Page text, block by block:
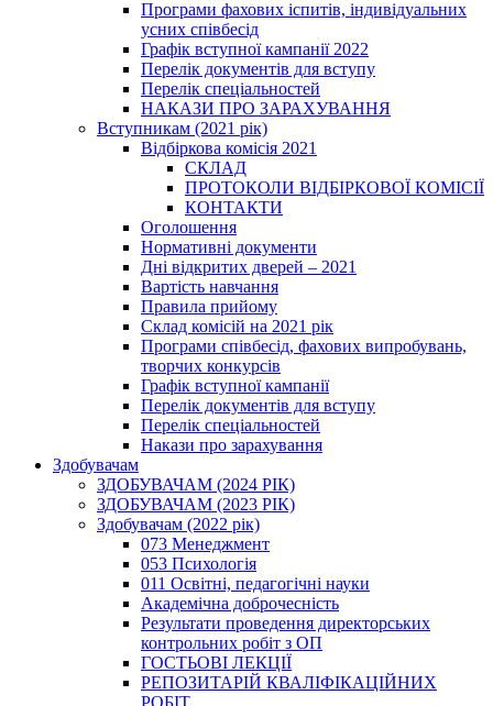
Програми фахових іспитів, індивідуальних
усних співбесід
Графік вступної кампанії 2022
Перелік документів для вступу
Перелік спеціальностей
НАКАЗИ ПРО ЗАРАХУВАННЯ
Вступникам (2021 рік)
Відбіркова комісія 2021
СКЛАД
ПРОТОКОЛИ ВІДБІРКОВОЇ КОМІСІЇ
КОНТАКТИ
Оголошення
Нормативні документи
Дні відкритих дверей – 2021
Вартість навчання
Правила прийому
Склад комісій на 2021 рік
Програми співбесід, фахових випробувань,
творчих конкурсів
Графік вступної кампанії
Перелік документів для вступу
Перелік спеціальностей
Накази про зарахування
Здобувачам
ЗДОБУВАЧАМ (2024 РІК)
ЗДОБУВАЧАМ (2023 РІК)
Здобувачам (2022 рік)
073 Менеджмент
053 Психологія
011 Освітні, педагогічні науки
Академічна доброчесність
Результати проведення директорських
контрольних робіт з ОП
ГОСТЬОВІ ЛЕКЦІЇ
РЕПОЗИТАРІЙ КВАЛІФІКАЦІЙНИХ
РОБІТ